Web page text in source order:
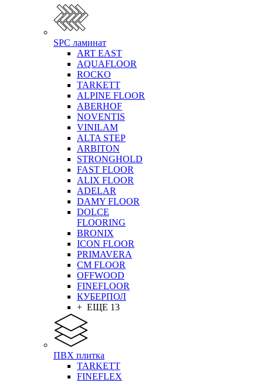
SPC ламинат
ART EAST
AQUAFLOOR
ROCKO
TARKETT
ALPINE FLOOR
ABERHOF
NOVENTIS
VINILAM
ALTA STEP
ARBITON
STRONGHOLD
FAST FLOOR
ALIX FLOOR
ADELAR
DAMY FLOOR
DOLCE
FLOORING
BRONIX
ICON FLOOR
PRIMAVERA
CM FLOOR
OFFWOOD
FINEFLOOR
КУБЕРПОЛ
+ ЕЩЕ 13
ПВХ плитка
TARKETT
FINEFLEX